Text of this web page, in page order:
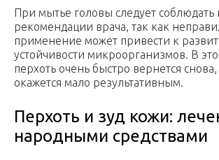
При мытье головы следует
рекомендации врача, так как
применение может привести к
устойчивости микроорганизмов. В
перхоть очень быстро вернется
окажется мало результативным.
Перхоть и зуд кожи:
народными средствами